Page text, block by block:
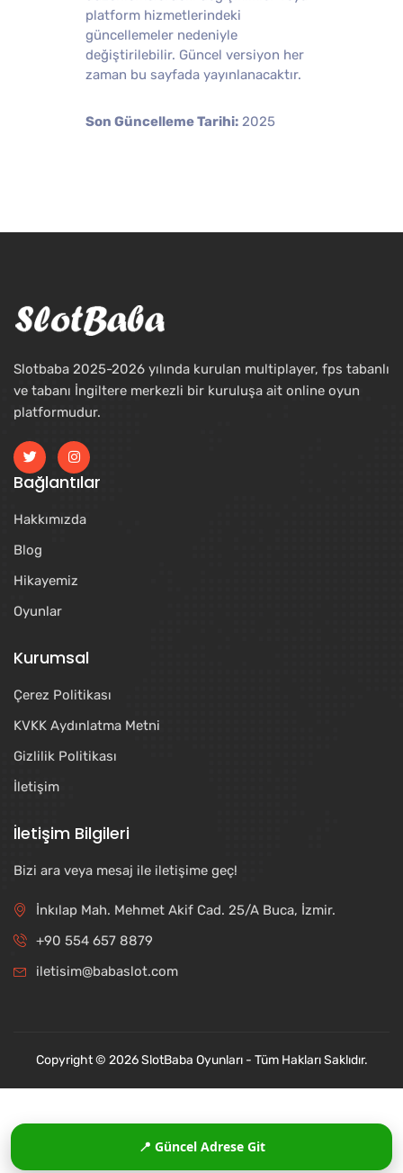
platform hizmetlerindeki
güncellemeler nedeniyle
değiştirilebilir. Güncel versiyon her
zaman bu sayfada yayınlanacaktır.
Son Güncelleme Tarihi: 2025
Slotbaba 2025-2026 yılında kurulan multiplayer, fps tabanlı
ve tabanı İngiltere merkezli bir kuruluşa ait online oyun
platformudur.
Bağlantılar
Hakkımızda
Blog
Hikayemiz
Oyunlar
Kurumsal
Çerez Politikası
KVKK Aydınlatma Metni
Gizlilik Politikası
İletişim
İletişim Bilgileri
Bizi ara veya mesaj ile iletişime geç!
İnkılap Mah. Mehmet Akif Cad. 25/A Buca, İzmir.
+90 554 657 8879
iletisim@babaslot.com
Copyright © 2026 SlotBaba Oyunları - Tüm Hakları Saklıdır.
📍 Güncel Adrese Git